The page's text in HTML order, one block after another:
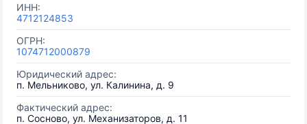
ИНН:
4712124853
ОГРН:
1074712000879
Юридический адрес:
п. Мельниково, ул. Калинина, д. 9
Фактический адрес:
п. Сосново, ул. Механизаторов, д. 11